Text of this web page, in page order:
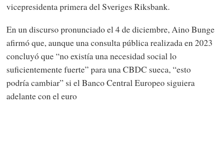
vicepresidenta primera del Sveriges Riksbank.
En un discurso pronunciado el 4 de diciembre, Aino Bunge
afirmó que, aunque una consulta pública realizada en 2023
concluyó que “no existía una necesidad social lo
suficientemente fuerte” para una CBDC sueca, “esto
podría cambiar” si el Banco Central Europeo siguiera
adelante con el euro